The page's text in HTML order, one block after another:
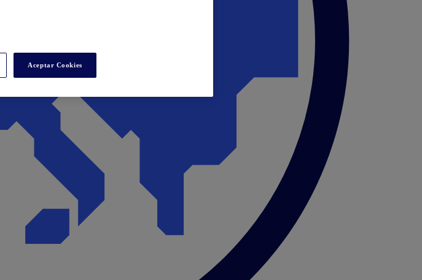
Aceptar Cookies